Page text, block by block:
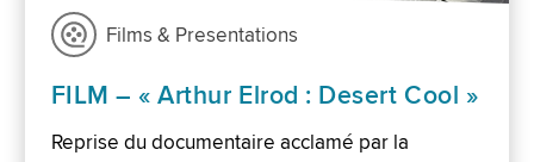
Films & Presentations
FILM – « Arthur Elrod : Desert Cool »
Reprise du documentaire acclamé par la